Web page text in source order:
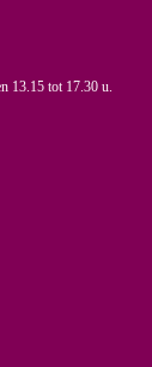
13.15 tot 17.30 u.